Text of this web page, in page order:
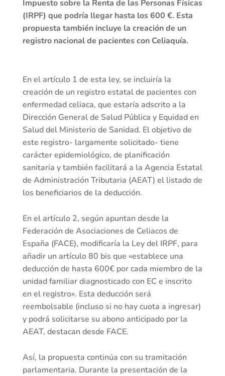
Impuesto sobre la Renta de las Personas Físicas
(IRPF) que podría llegar hasta los 600 €. Esta
propuesta también incluye la creación de un
registro nacional de pacientes con Celiaquía.
En el artículo 1 de esta ley, se incluiría la
creación de un registro estatal de pacientes con
enfermedad celiaca, que estaría adscrito a la
Dirección General de Salud Pública y Equidad en
Salud del Ministerio de Sanidad. El objetivo de
este registro- largamente solicitado- tiene
carácter epidemiológico, de planificación
sanitaria y también facilitará a la Agencia Estatal
de Administración Tributaria (AEAT) el listado de
los beneficiarios de la deducción.
En el artículo 2, según apuntan desde la
Federación de Asociaciones de Celiacos de
España (FACE), modificaría la Ley del IRPF, para
añadir un artículo 80 bis que «establece una
deducción de hasta 600€ por cada miembro de la
unidad familiar diagnosticado con EC e inscrito
en el registro». Esta deducción será
reembolsable (incluso si no hay cuota a ingresar)
y podrá solicitarse su abono anticipado por la
AEAT, destacan desde FACE.
Así, la propuesta continúa con su tramitación
parlamentaria. Durante la presentación de la